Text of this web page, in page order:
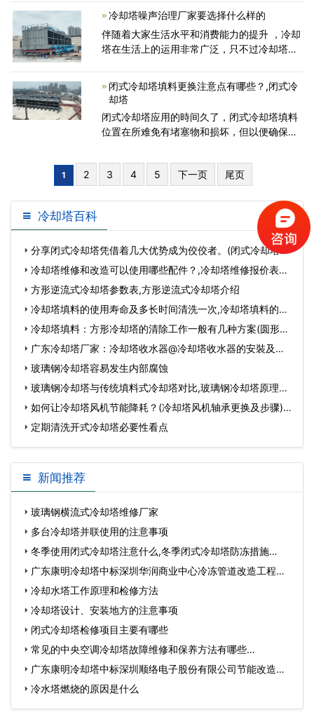
能劣化是因为填料间充满了大量的污垢，使得
冷却塔填料上根本不
冷却塔噪声治理厂家要选择什么样的
伴随着大家生活水平和消费能力的提升 ，冷却
塔在生活上的运用非常广泛，只不过冷却塔在
塔噪音，而冷却塔噪音在某种水平上面危害人
的
闭式冷却塔填料更换注意点有哪些？,闭式冷
却塔
闭式冷却塔应用的時间久了，闭式冷却塔填料
位置在所难免有堵塞物和损坏，但以便确保闭
新的玻璃钢冷却塔填料。那我们在拆换玻璃钢
冷却塔填料更时有
1 2 3 4 5 下一页 尾页
冷却塔百科
分享闭式冷却塔凭借着几大优势成为佼佼者。(闭式冷却塔介
绍)…
冷却塔维修和改造可以使用哪些配件？,冷却塔维修报价表…
方形逆流式冷却塔参数表,方形逆流式冷却塔介绍
冷却塔填料的使用寿命及多长时间清洗一次,冷却塔填料的使
用寿命…
冷却塔填料：方形冷却塔的清除工作一般有几种方案(圆形冷
却塔与方形冷却…
广东冷却塔厂家：冷却塔收水器@冷却塔收水器的安裝及功
效(广东冷却塔收…
玻璃钢冷却塔容易发生内部腐蚀
玻璃钢冷却塔与传统填料式冷却塔对比,玻璃钢冷却塔原理…
如何让冷却塔风机节能降耗？(冷却塔风机轴承更换及步骤)…
定期清洗开式冷却塔必要性看点
新闻推荐
玻璃钢横流式冷却塔维修厂家
多台冷却塔并联使用的注意事项
冬季使用闭式冷却塔注意什么,冬季闭式冷却塔防冻措施…
广东康明冷却塔中标深圳华润商业中心冷冻管道改造工程…
冷却水塔工作原理和检修方法
冷却塔设计、安装地方的注意事项
闭式冷却塔检修项目主要有哪些
常见的中央空调冷却塔故障维修和保养方法有哪些…
广东康明冷却塔中标深圳顺络电子股份有限公司节能改造工
程…冷水塔燃烧的原因是什么